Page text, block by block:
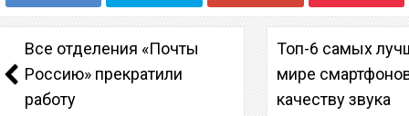
Все отделения «Почты
Россию» прекратили
работу
Топ-6 самых
мире
качеству звука